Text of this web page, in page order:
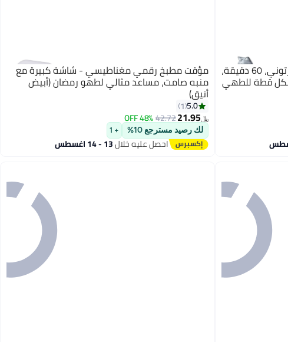
Luckam مؤقت مطبخ ميكانيكي كرتوني، 60 دقيقة،
على شكل قطة للطهي
مؤقت مطبخ رقمي مغناطيسي - شاشة كبيرة مع
منبه صامت، مساعد مثالي لطهو رمضان (أبيض
أنيق)
5.0
1
﷼‏21.95
42.72
48% OFF
لك رصيد مسترجع 10% + 1
احصل عليه خلال13 - 14 اغسطس